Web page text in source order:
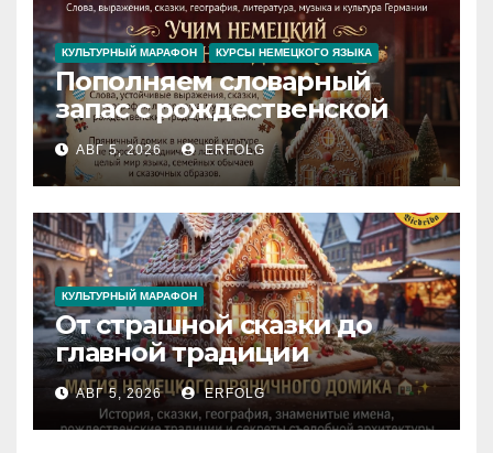
КУЛЬТУРНЫЙ МАРАФОН КУРСЫ НЕМЕЦКОГО ЯЗЫКА
Пополняем словарный
запас с рождественской
сказкой! Учим немецкий
вместе с Lebkuchenhaus
АВГ 5, 2026 ERFOLG
КУЛЬТУРНЫЙ МАРАФОН
От страшной сказки до
главной традиции
Рождества: секреты
немецкого пряничного
домика!
АВГ 5, 2026 ERFOLG